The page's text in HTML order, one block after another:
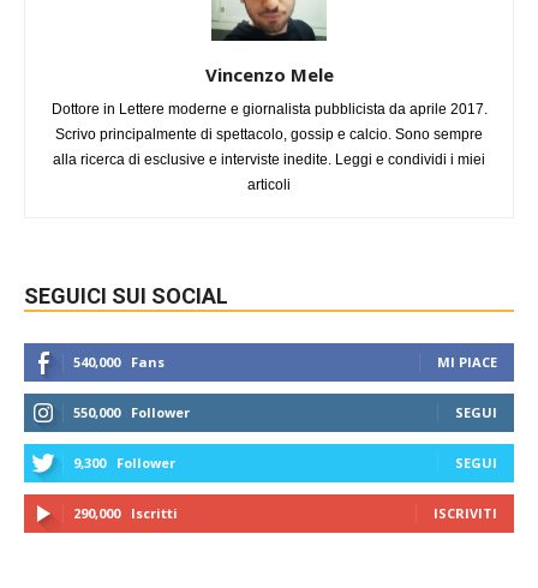
Vincenzo Mele
Dottore in Lettere moderne e giornalista pubblicista da aprile 2017.
Scrivo principalmente di spettacolo, gossip e calcio. Sono sempre
alla ricerca di esclusive e interviste inedite. Leggi e condividi i miei
articoli
SEGUICI SUI SOCIAL
540,000 Fans MI PIACE
550,000 Follower SEGUI
9,300 Follower SEGUI
290,000 Iscritti ISCRIVITI